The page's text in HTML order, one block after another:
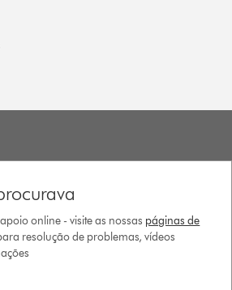
online - visite as nossas páginas de
resolução de problemas, vídeos